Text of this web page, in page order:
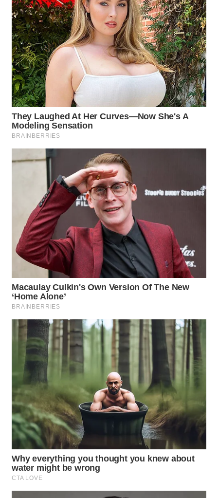
WN
DAIRI
WN
DANAU
TOBA
WN
NIAS
WN
LANGKAT
TAPANULI
SELATAN
WN
TANJUNG
LESUNG
KARO
WN
WN
LABUHANBATU
TAPANULI
TENGAH
WN DELI
SERDANG
WN
TEBING
TINGGI